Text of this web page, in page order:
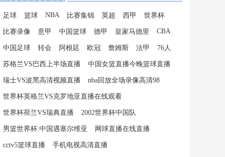
足球 篮球 NBA 比赛集锦 英超 西甲 世界杯
比赛录像 意甲 中国篮球 德甲 皇家马德里 CBA
中国足球 转会 阿根廷 欧冠 詹姆斯 法甲 76人
苏格兰VS巴西上半场直播 中国女篮直播今晚篮球直播
瑞士VS波黑高清视频直播 nba回放全场录像高清98
世界杯英格兰VS克罗地亚直播在线观看
世界杯荷兰VS瑞典直播 2002世界杯中国队
男篮世界杯:中国遇塞尔维亚 网球直播在线直播
cctv5篮球直播 手机电视高清直播